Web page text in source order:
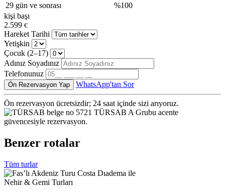
29 gün ve sonrası
%100
kişi başı
2.599 €
Hareket Tarihi
Yetişkin
Çocuk (2–17)
Adınız Soyadınız
Telefonunuz
Ön Rezervasyon Yap WhatsApp'tan Sor
Ön rezervasyon ücretsizdir; 24 saat içinde sizi arıyoruz.
TÜRSAB A Grubu acente
güvencesiyle rezervasyon.
Benzer rotalar
Tüm turlar
Nehir & Gemi Turları